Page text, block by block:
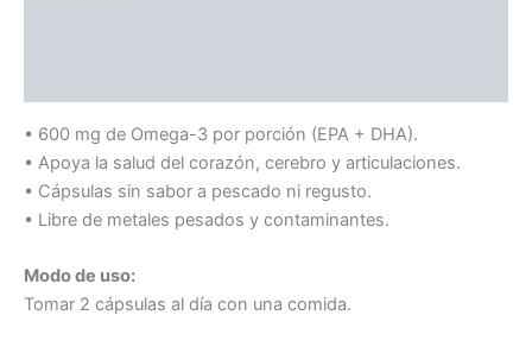
• 600 mg de Omega-3 por porción (EPA + DHA).
• Apoya la salud del corazón, cerebro y articulaciones.
• Cápsulas sin sabor a pescado ni regusto.
• Libre de metales pesados y contaminantes.
Modo de uso:
Tomar 2 cápsulas al día con una comida.